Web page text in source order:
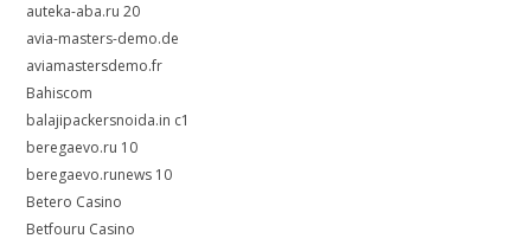
auteka-aba.ru 20
avia-masters-demo.de
aviamastersdemo.fr
Bahiscom
balajipackersnoida.in c1
beregaevo.ru 10
beregaevo.runews 10
Betero Casino
Betfouru Casino